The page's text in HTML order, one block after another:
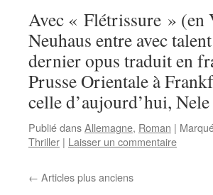
Avec « Flétrissure » (en
Neuhaus entre avec
dernier opus traduit en
Prusse Orientale à
celle d’aujourd’hui,
Publié dansAllemagne, Roman |
Thriller | Laisser un commentaire
← Articles plus anciens